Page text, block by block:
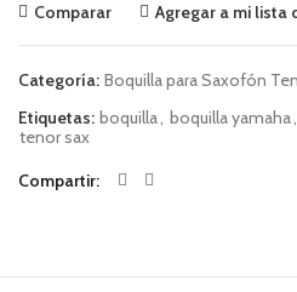
Comparar
Agregar a mi lista
Categoría: Boquilla para Saxofón
Etiquetas: boquilla, boquilla yamaha,
tenor sax
Compartir